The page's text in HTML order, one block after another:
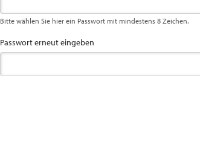
Bitte wählen Sie hier ein Passwort mit mindestens 8 Zeichen.
Passwort erneut eingeben